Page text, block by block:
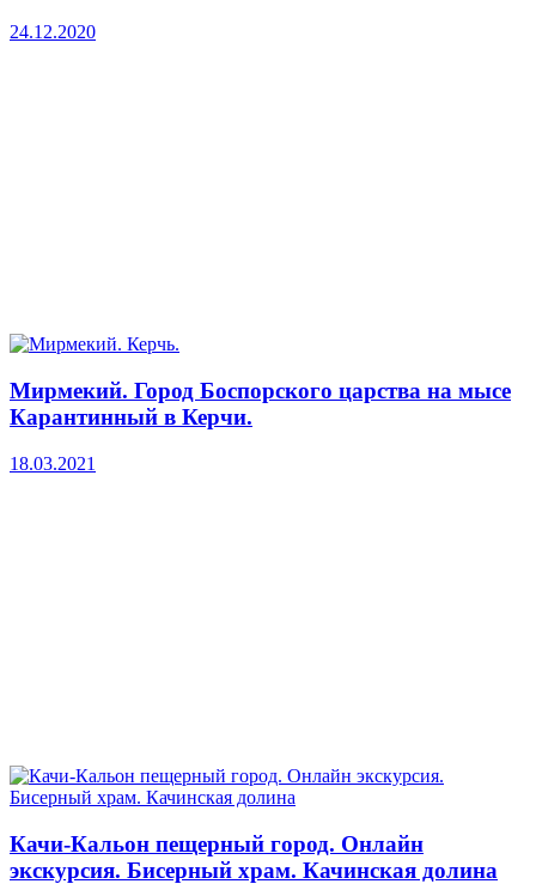
24.12.2020
Мирмекий. Город Боспорского царства на мысе
Карантинный в Керчи.
18.03.2021
Качи-Кальон пещерный город. Онлайн
экскурсия. Бисерный храм. Качинская долина